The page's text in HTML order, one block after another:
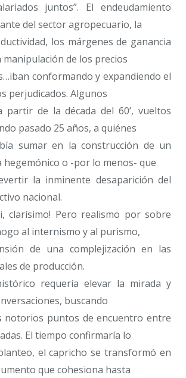
juntos”. El endeudamiento
del sector agropecuario, la
los márgenes de ganancia
manipulación de los precios
conformando y expandiendo el
perjudicados. Algunos
partir de la década del 60’, vueltos
pasado 25 años, a quiénes
sumar en la construcción de un
hegemónico o -por lo menos- que
la inminente desaparición del
nacional.
clarísimo! Pero realismo por sobre
al internismo y al purismo,
de una complejización en las
de producción.
requería elevar la mirada y
buscando
notorios puntos de encuentro entre
El tiempo confirmaría lo
el capricho se transformó en
que cohesiona hasta